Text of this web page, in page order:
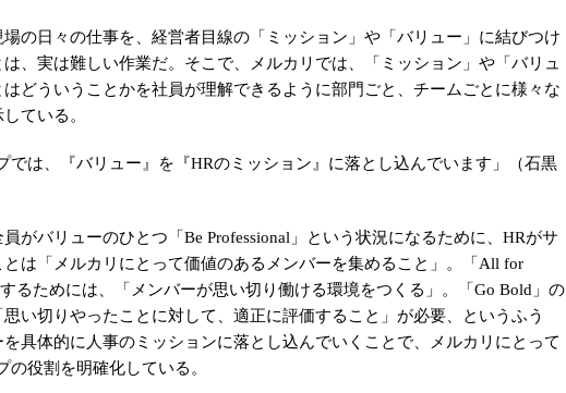
場の日々の仕事を、経営者目線の「ミッション」や「バリュー」に結びつけ
、実は難しい作業だ。そこで、メルカリでは、「ミッション」や「バリュ
はどういうことかを社員が理解できるように部門ごと、チームごとに様々な
ている。
では、『バリュー』を『HRのミッション』に落とし込んでいます」（石黒
がバリューのひとつ「Be Professional」という状況になるために、HRがサ
とは「メルカリにとって価値のあるメンバーを集めること」。「All for
るためには、「メンバーが思い切り働ける環境をつくる」。「Go Bold」の
い切りやったことに対して、適正に評価すること」が必要、というふう
を具体的に人事のミッションに落とし込んでいくことで、メルカリにとって
の役割を明確化している。